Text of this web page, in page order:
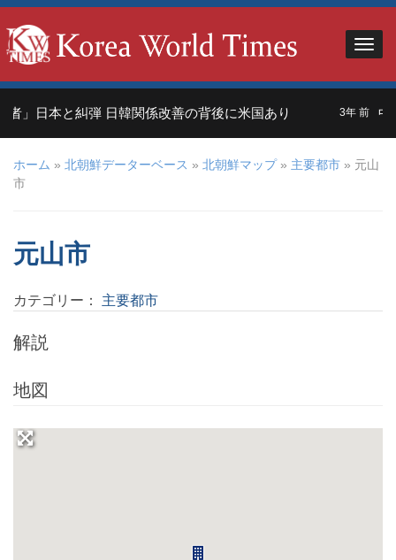
」日本と糾弾 日韓関係改善の背後に米国あり 3年 前 中
ホーム » 北朝鮮データーベース » 北朝鮮マップ» 主要都市 » 元山
市
元山市
解説
地図
カテゴリー： 主要都市